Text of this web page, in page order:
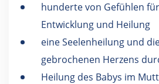
hunderte von Gefühlen
Entwicklung und Heilung
eine Seelenheilung und
gebrochenen Herzens
Heilung des Babys im